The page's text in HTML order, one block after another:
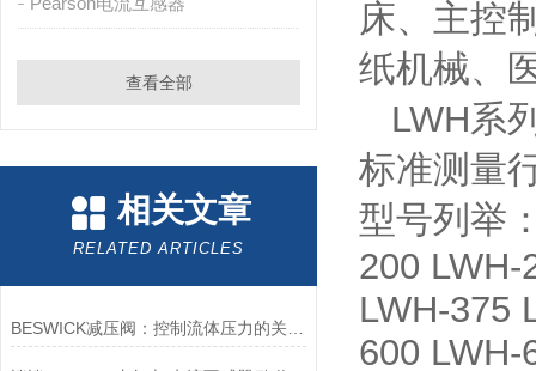
查看全部
相关文章
RELATED ARTICLES
床、主控
纸机械、
LWH系
标准测量
型号列举
200 LWH-
LWH-375
600 LWH-